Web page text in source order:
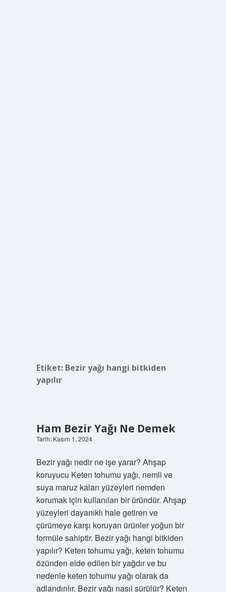
Etiket: Bezir yağı hangi bitkiden
yapılır
Ham Bezir Yağı Ne Demek
Tarih: Kasım 1, 2024
Bezir yağı nedir ne işe yarar? Ahşap
koruyucu Keten tohumu yağı, nemli ve
suya maruz kalan yüzeyleri nemden
korumak için kullanılan bir üründür. Ahşap
yüzeyleri dayanıklı hale getiren ve
çürümeye karşı koruyan ürünler yoğun bir
formüle sahiptir. Bezir yağı hangi bitkiden
yapılır? Keten tohumu yağı, keten tohumu
özünden elde edilen bir yağdır ve bu
nedenle keten tohumu yağı olarak da
adlandırılır. Bezir yağı nasıl sürülür? Keten